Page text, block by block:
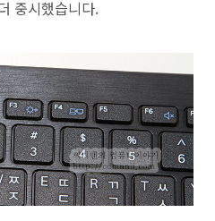
중시했습니다.